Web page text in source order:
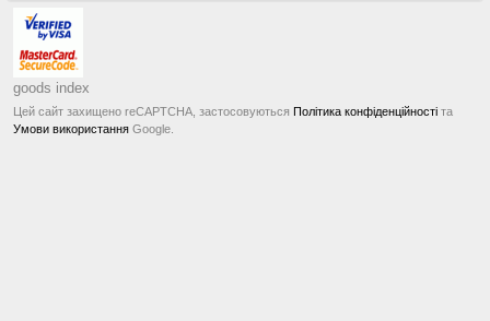
goods index
Цей сайт захищено reCAPTCHA, застосовуються Політика конфіденційності та
Умови використання Google.